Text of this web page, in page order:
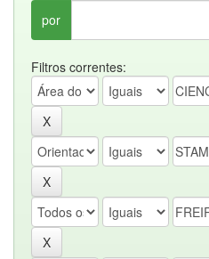
por
Filtros correntes: